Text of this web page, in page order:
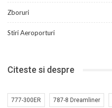
Zboruri
Stiri Aeroporturi
Citeste si despre
777-300ER 787-8 Dreamliner